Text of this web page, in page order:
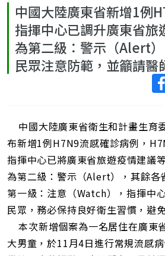
中國大陸廣東省新增1例
指揮中心已調升廣東省旅
為第二級：警示（Alert
民眾注意防範，並籲請醫
中國大陸廣東省衛生和計畫生育
布新增1例H7N9流感確診病例，
指揮中心已將廣東省旅遊疫情建議
為第二級：警示（Alert），其餘各
第一級：注意（Watch），指揮中
民眾，務必保持良好衛生習慣，避
本次新增個案為一名居住在廣東
大男童，於11月4日進行常規流感